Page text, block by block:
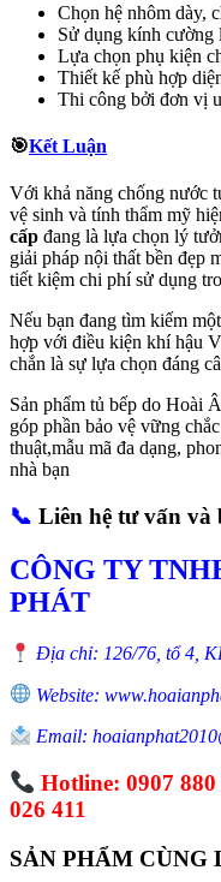
Chọn hệ nhôm dày,
Sử dụng kính cường
Lựa chọn phụ kiện
Thiết kế phù hợp
Thi công bởi đơn vị
🎯Kết Luận
Với khả năng chống nước
vệ sinh và tính thẩm mỹ
cấp đang là lựa chọn lý
giải pháp nội thất bền đẹp
tiết kiệm chi phí sử dụng
Nếu bạn đang tìm kiếm
hợp với điều kiện khí hậu
chắn là sự lựa chọn đáng
Sản phẩm tủ bếp do Hoài
góp phần bảo vệ vững
thuật,mẫu mã đa dạng,
nhà bạn
📞 Liên hệ tư vấn và
CÔNG TY
PHÁT
Địa chỉ: 126/76, tổ 4,
Website:
Email:
Hotline: 0907
026 411
SẢN PHẨM CÙNG